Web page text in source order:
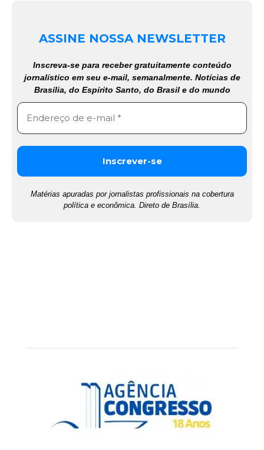
ASSINE NOSSA NEWSLETTER
Inscreva-se para receber gratuitamente conteúdo
jornalístico em seu e-mail, semanalmente. Notícias de
Brasília, do Espírito Santo, do Brasil e do mundo
Matérias apuradas por jornalistas profissionais na cobertura
política e econômica. Direto de Brasília.